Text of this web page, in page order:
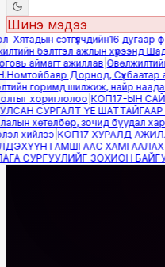
Шинэ мэдээ
сэтгүүлчдийн16 дугаар
бэлтгэл ажлын хүрээнд
аймагт ажиллав|Өвөлжилтийн
Дорнод, Сүхбаатар
горимд шилжиж, найр наадам,
хориглолоо|КОП17-ЫН
СУРГАЛТ ҮЕ ШАТТАЙГААР
хөтөлбөр, зочид буудал
хийлээ|КОП17 ХУРАЛД
ГАМШГААС ХАМГААЛАХ
СУРГУУЛИЙГ ЗОХИОН